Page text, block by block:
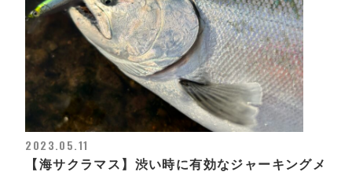
2023.05.11
【海サクラマス】渋い時に有効なジャーキングメ